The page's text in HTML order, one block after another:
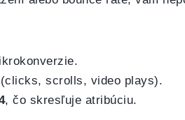
(clicks, scrolls, video plays).
, čo skresľuje atribúciu.